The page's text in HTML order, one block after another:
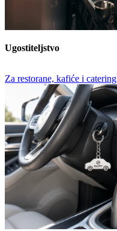
Ugostiteljstvo
Za restorane, kafiće i catering